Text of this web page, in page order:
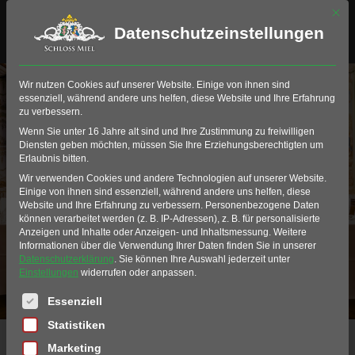
Erlebnis-Typ: Freizeit
Home erlebnisse
Mit
Datenschutzeinstellungen
Wir nutzen Cookies auf unserer Website. Einige von ihnen sind
essenziell, während andere uns helfen, diese Website und Ihre Erfahrung
zu verbessern.
Wenn Sie unter 16 Jahre alt sind und Ihre Zustimmung zu freiwilligen
Diensten geben möchten, müssen Sie Ihre Erziehungsberechtigten um
Erlaubnis bitten.
Wir verwenden Cookies und andere Technologien auf unserer Website.
Einige von ihnen sind essenziell, während andere uns helfen, diese
Website und Ihre Erfahrung zu verbessern. Personenbezogene Daten
können verarbeitet werden (z. B. IP-Adressen), z. B. für personalisierte
Anzeigen und Inhalte oder Anzeigen- und Inhaltsmessung. Weitere
Informationen über die Verwendung Ihrer Daten finden Sie in unserer
Datenschutzerklärung. Sie können Ihre Auswahl jederzeit unter
Einstellungen widerrufen oder anpassen.
Es folgt eine Liste der Service-Gruppen, für die eine
Essenziell
Statistiken
Marketing